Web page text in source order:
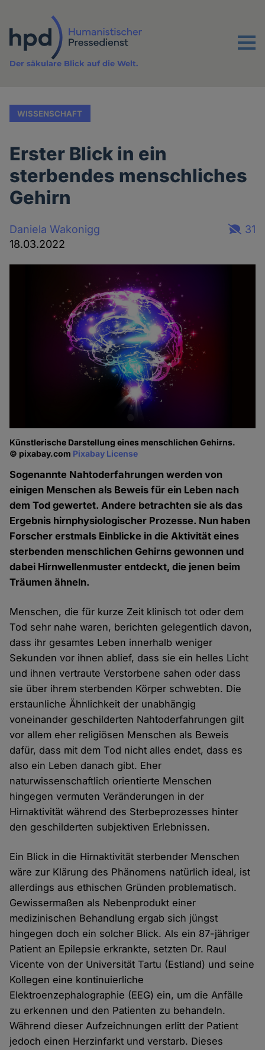
Inhalt
Menu
Der säkulare Blick auf die Welt.
WISSENSCHAFT
Erster Blick in ein
sterbendes menschliches
Gehirn
Daniela Wakonigg
18.03.2022
31
Künstlerische Darstellung eines menschlichen Gehirns.
© pixabay.com Pixabay License
Sogenannte Nahtoderfahrungen werden von
einigen Menschen als Beweis für ein Leben nach
dem Tod gewertet. Andere betrachten sie als das
Ergebnis hirnphysiologischer Prozesse. Nun haben
Forscher erstmals Einblicke in die Aktivität eines
sterbenden menschlichen Gehirns gewonnen und
dabei Hirnwellenmuster entdeckt, die jenen beim
Träumen ähneln.
Menschen, die für kurze Zeit klinisch tot oder dem
Tod sehr nahe waren, berichten gelegentlich davon,
dass ihr gesamtes Leben innerhalb weniger
Sekunden vor ihnen ablief, dass sie ein helles Licht
und ihnen vertraute Verstorbene sahen oder dass
sie über ihrem sterbenden Körper schwebten. Die
erstaunliche Ähnlichkeit der unabhängig
voneinander geschilderten Nahtoderfahrungen gilt
vor allem eher religiösen Menschen als Beweis
dafür, dass mit dem Tod nicht alles endet, dass es
also ein Leben danach gibt. Eher
naturwissenschaftlich orientierte Menschen
hingegen vermuten Veränderungen in der
Hirnaktivität während des Sterbeprozesses hinter
den geschilderten subjektiven Erlebnissen.
Ein Blick in die Hirnaktivität sterbender Menschen
wäre zur Klärung des Phänomens natürlich ideal, ist
allerdings aus ethischen Gründen problematisch.
Gewissermaßen als Nebenprodukt einer
medizinischen Behandlung ergab sich jüngst
hingegen doch ein solcher Blick. Als ein 87-jähriger
Patient an Epilepsie erkrankte, setzten Dr. Raul
Vicente von der Universität Tartu (Estland) und seine
Kollegen eine kontinuierliche
Elektroenzephalographie (EEG) ein, um die Anfälle
zu erkennen und den Patienten zu behandeln.
Während dieser Aufzeichnungen erlitt der Patient
jedoch einen Herzinfarkt und verstarb. Dieses